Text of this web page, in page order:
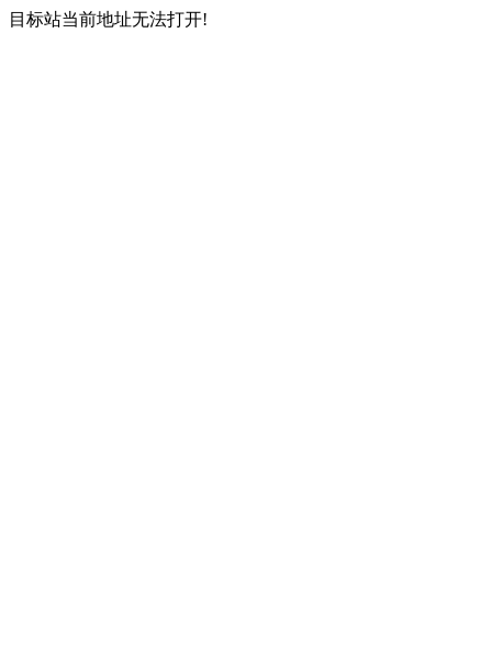
目标站当前地址无法打开!